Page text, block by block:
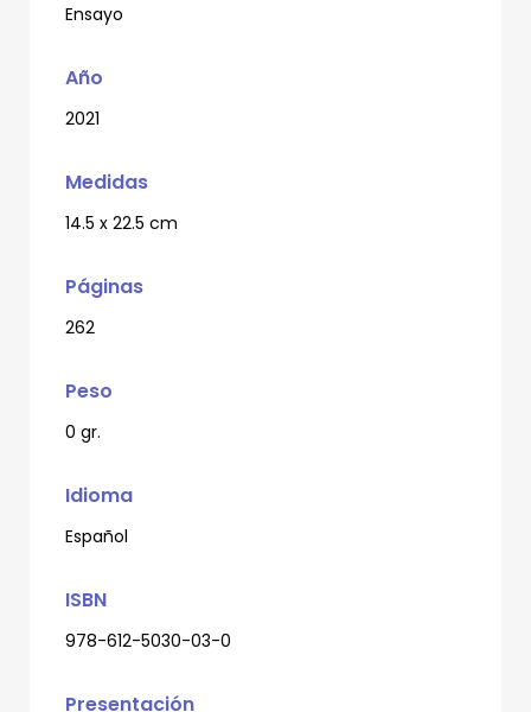
Ensayo
Año
2021
Medidas
14.5 x 22.5 cm
Páginas
262
Peso
0 gr.
Idioma
Español
ISBN
978-612-5030-03-0
Presentación